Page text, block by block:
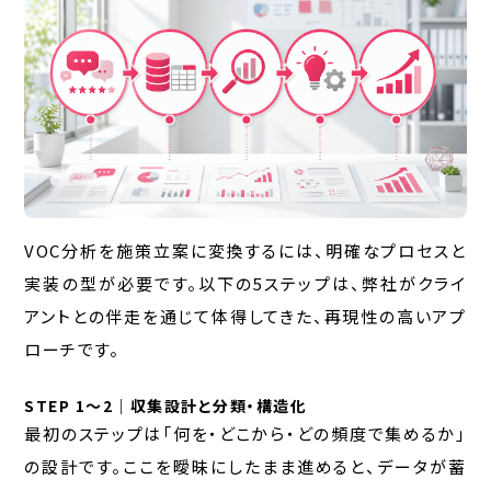
VOC分析を施策立案に変換するには、明確なプロセスと
実装の型が必要です。以下の5ステップは、弊社がクライ
アントとの伴走を通じて体得してきた、再現性の高いアプ
ローチです。
STEP 1〜2｜収集設計と分類・構造化
最初のステップは「何を・どこから・どの頻度で集めるか」
の設計です。ここを曖昧にしたまま進めると、データが蓄